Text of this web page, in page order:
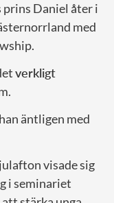
prins Daniel åter i
med
verkligt
äntligen med
visade sig
i seminariet